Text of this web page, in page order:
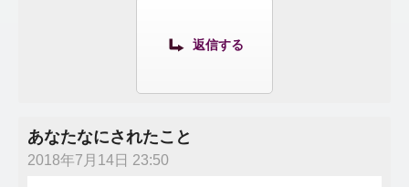
返信する
あなたなにされたこと
2018年7月14日 23:50